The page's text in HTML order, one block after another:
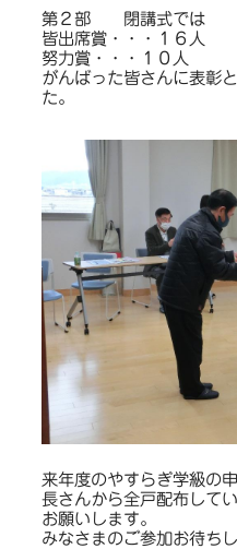
第２部 閉講式では
皆出席賞・・・１６人
努力賞・・・１０人
がんばった皆さんに表彰
た。
来年度のやすらぎ学級の
長さんから全戸配布して
お願いします。
みなさまのご参加お待ちし